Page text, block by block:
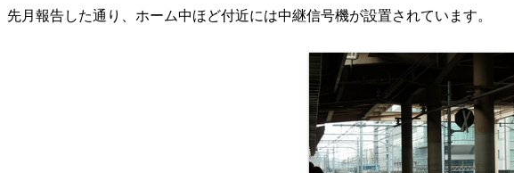
先月報告した通り、ホーム中ほど付近には中継信号機が設置されています。